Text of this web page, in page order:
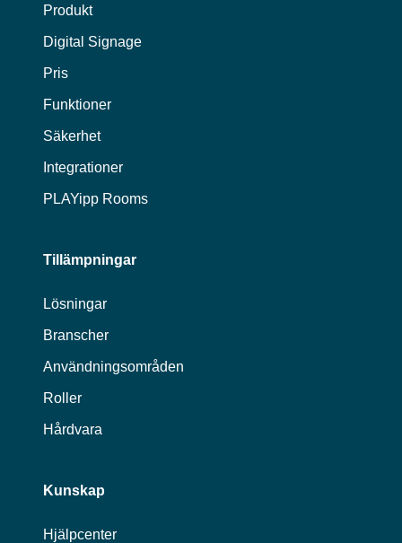
Produkt
Digital Signage
Pris
Funktioner
Säkerhet
Integrationer
PLAYipp Rooms
Tillämpningar
Lösningar
Branscher
Användningsområden
Roller
Hårdvara
Kunskap
Hjälpcenter